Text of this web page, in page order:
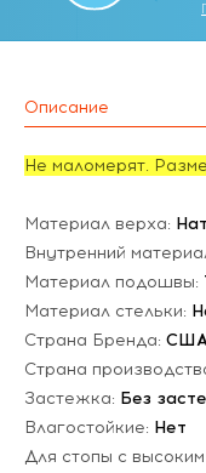
Описание
Не маломерят.
Материал верха:
Внутренний
Материал подошвы:
Материал стельки:
Страна Бренда:
Страна
Застежка: Без
Влагостойкие: Нет
Для стопы с